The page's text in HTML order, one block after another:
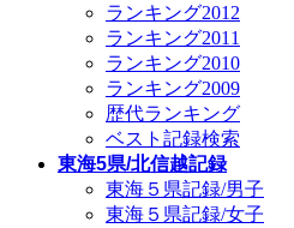
ランキング2012
ランキング2011
ランキング2010
ランキング2009
歴代ランキング
ベスト記録検索
東海5県/北信越記録
東海５県記録/男子
東海５県記録/女子